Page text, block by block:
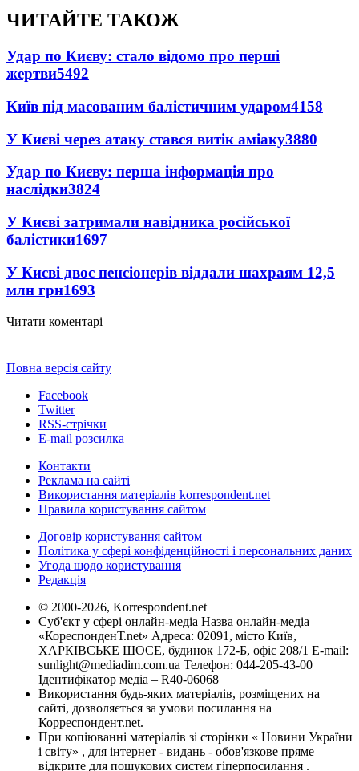
ЧИТАЙТЕ ТАКОЖ
Удар по Києву: стало відомо про перші
жертви5492
Київ під масованим балістичним ударом4158
У Києві через атаку стався витік аміаку3880
Удар по Києву: перша інформація про
наслідки3824
У Києві затримали навідника російської
балістики1697
У Києві двоє пенсіонерів віддали шахраям 12,5
млн грн1693
Читати коментарі
Повна версія сайту
Facebook
Twitter
RSS-стрічки
E-mail розсилка
Контакти
Реклама на сайті
Використання матеріалів korrespondent.net
Правила користування сайтом
Договір користування сайтом
Політика у сфері конфіденційності і персональних даних
Угода щодо користування
Редакція
© 2000-2026, Korrespondent.net
Суб'єкт у сфері онлайн-медіа Назва онлайн-медіа –
«КореспонденТ.net» Адреса: 02091, місто Київ,
ХАРКІВСЬКЕ ШОСЕ, будинок 172-Б, офіс 208/1 E-mail:
sunlight@mediadim.com.ua Телефон: 044-205-43-00
Ідентифікатор медіа – R40-06068
Використання будь-яких матеріалів, розміщених на
сайті, дозволяється за умови посилання на
Корреспондент.net.
При копіюванні матеріалів зі сторінки « Новини України
і світу» , для інтернет - видань - обов'язкове пряме
відкрите для пошукових систем гіперпосилання .